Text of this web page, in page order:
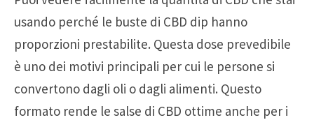
usando perché le buste di CBD dip hanno
proporzioni prestabilite. Questa dose prevedibile
è uno dei motivi principali per cui le persone si
convertono dagli oli o dagli alimenti. Questo
formato rende le salse di CBD ottime anche per i